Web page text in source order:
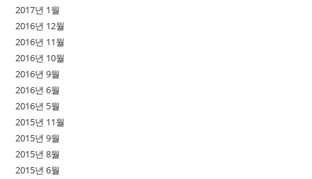
2017년 1월
2016년 12월
2016년 11월
2016년 10월
2016년 9월
2016년 6월
2016년 5월
2015년 11월
2015년 9월
2015년 8월
2015년 6월